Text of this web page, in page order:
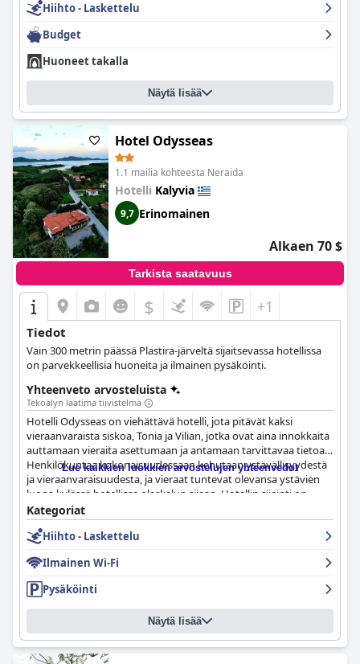
Hiihto - Laskettelu
Budget
Huoneet takalla
Näytä lisää
Hotel Odysseas
1.1 mailia kohteesta Neraida
Hotelli Kalyvia
9,7 Erinomainen
Alkaen 70 $
Tarkista saatavuus
$ +1
Tiedot
Vain 300 metrin päässä Plastira-järveltä sijaitsevassa hotellissa
on parvekkeellisia huoneita ja ilmainen pysäköinti.
Yhteenveto arvosteluista
Tekoälyn laatima tiivistelmä
Hotelli Odysseas on viehättävä hotelli, jota pitävät kaksi
vieraanvaraista siskoa, Tonia ja Vilian, jotka ovat aina innokkaita
auttamaan vieraita asettumaan ja antamaan tarvittavaa tietoa.
Henkilökuntaa kokonaisuudessaan kehutaan ystävällisyydestä
ja vieraanvaraisuudesta, ja vieraat tuntevat olevansa ystävien
luona kylässä hotellissa oleskelun sijaan. Hotellin sijainti on
erinomainen, rauhallinen ja loistava, ja se on hyvä lähtökohta
patikointiin ja alueen tutkimiseen. Vihreä ympäristö aivan järven
vieressä tekee oleskelusta upean. Kaiken kaikkiaan
ja kätevän sijainnin, mikä tekee vierailusta unohtumattoman.
Lue kaikkien luokkien arvostelujen yhteenvedot
Kategoriat
Hiihto - Laskettelu
Ilmainen Wi-Fi
Pysäköinti
Näytä lisää